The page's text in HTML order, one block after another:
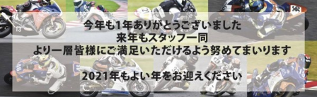
へ
移
動